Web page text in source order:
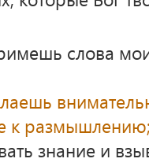
слова
к
знание и